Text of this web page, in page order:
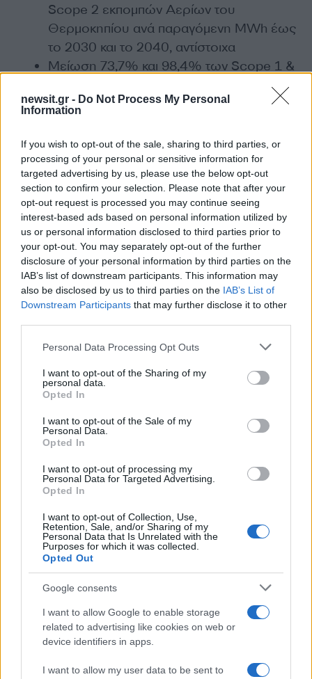
newsit.gr - Do Not Process My Personal
Information
If you wish to opt-out of the sale, sharing to third parties, or
processing of your personal or sensitive information for
targeted advertising by us, please use the below opt-out
section to confirm your selection. Please note that after your
opt-out request is processed you may continue seeing
interest-based ads based on personal information utilized by
us or personal information disclosed to third parties prior to
your opt-out. You may separately opt-out of the further
disclosure of your personal information by third parties on the
IAB’s list of downstream participants. This information may
also be disclosed by us to third parties on the IAB’s List of
Downstream Participants that may further disclose it to other
Please note that this website/app uses one or more Google
not limited to your visit or usage behaviour. You may click to
grant or deny consent to Google and its third-party tags to
use your data for below specified purposes in below Google
consent section.
Personal Data Processing Opt Outs
I want to opt-out of the Sharing of my
personal data.
Opted In
I want to opt-out of the Sale of my
Personal Data.
Opted In
I want to opt-out of processing my
Personal Data for Targeted Advertising.
Opted In
I want to opt-out of Collection, Use,
Retention, Sale, and/or Sharing of my
Personal Data that Is Unrelated with the
Purposes for which it was collected.
Opted Out
Google consents
I want to allow Google to enable storage
related to advertising like cookies on web or
device identifiers in apps.
I want to allow my user data to be sent to
Scope 2 εκπομπών Αερίων του
Θερμοκηπίου ανά παραγόμενη MWh έως
το 2030 και το 2040, αντίστοιχα
Μείωση 73,7% και 98,4% των Scope 1 &
Scope 3/Κατ. 3 εκπομπών Αερίων του
Θερμοκηπίου ανά πωληθείσα MWh έως
Μείωση 42% και 90% των απόλυτων
εκπομπών Αερίων του Θερμοκηπίου σε
όλες τις υπόλοιπες κατηγορίες του Scope
3 έως το 2030 και 2040 αντίστοιχα
Η επικύρωση των στόχων του από το SBTi,
καθιστά τον Όμιλο ΔΕΗ τον πρώτο ελληνικό
ενεργειακό Όμιλο με επιστημονικά
τεκμηριωμένους στόχους μείωσης των
εκπομπών Αερίων του Θερμοκηπίου
επιβεβαιώνοντας τη δέσμευσή του στην πράσινη
μετάβαση.
ΔΙΑΦΗΜΙΣΗ
Αν τα χάσατε